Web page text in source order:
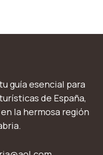
guía esencial para
de España,
la hermosa región